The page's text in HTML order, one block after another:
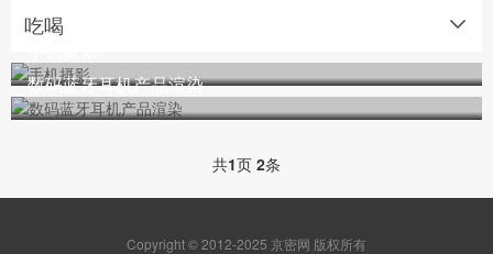
吃喝
数码蓝牙耳机产品渲染
共1页 2条
Copyright © 2012-2025 京密网 版权所有